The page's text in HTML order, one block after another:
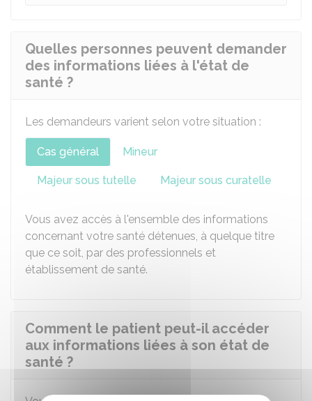
Quelles personnes peuvent demander
des informations liées à l'état de
santé ?
Les demandeurs varient selon votre situation :
Cas général Mineur
Majeur sous tutelle Majeur sous curatelle
Vous avez accès à l'ensemble des informations
concernant votre santé détenues, à quelque titre
que ce soit, par des professionnels et
établissement de santé.
Comment le patient peut-il accéder
aux informations liées à son état de
santé ?